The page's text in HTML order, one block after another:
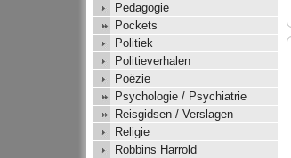
Pedagogie
Pockets
Politiek
Politieverhalen
Poëzie
Psychologie / Psychiatrie
Reisgidsen / Verslagen
Religie
Robbins Harrold